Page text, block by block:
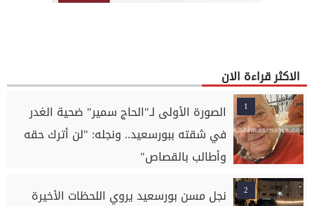
الاكثر قراءة الان
1
الصورة الأولى لـ"الحاج سمير" ضحية الغدر
في شقته ببورسعيد.. ونجله: "لن أترك حقه
وأطالب بالقصاص"
2
نجل مسن بورسعيد يروي اللحظات الأخيرة